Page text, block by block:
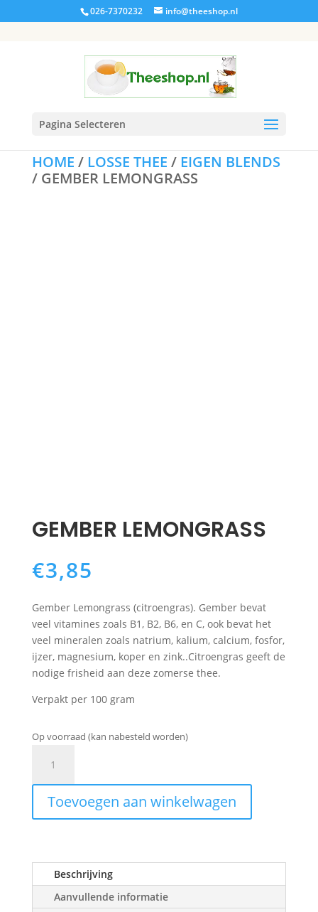
026-7370232 info@theeshop.nl
Pagina Selecteren
HOME / LOSSE THEE / EIGEN BLENDS
/ GEMBER LEMONGRASS
GEMBER LEMONGRASS
€3,85
Gember Lemongrass (citroengras). Gember bevat
veel vitamines zoals B1, B2, B6, en C, ook bevat het
veel mineralen zoals natrium, kalium, calcium, fosfor,
ijzer, magnesium, koper en zink..Citroengras geeft de
nodige frisheid aan deze zomerse thee.
Verpakt per 100 gram
Op voorraad (kan nabesteld worden)
Lemongrass
aantal
Toevoegen aan winkelwagen
Beschrijving
Aanvullende informatie